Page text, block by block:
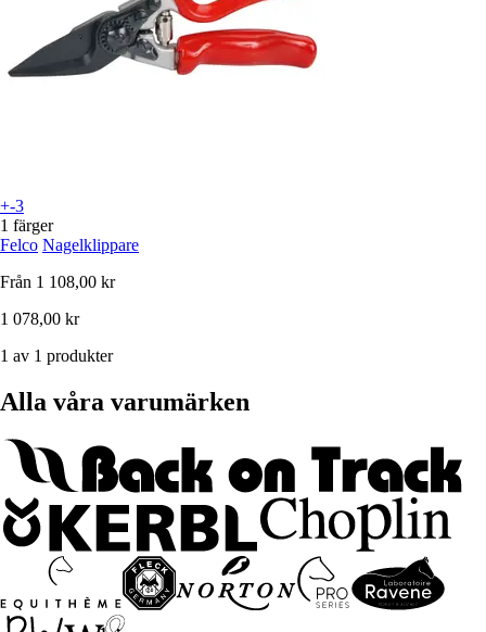
+-3
1 färger
Felco Nagelklippare
Från 1 108,00 kr
1 078,00 kr
1 av 1 produkter
Alla våra varumärken